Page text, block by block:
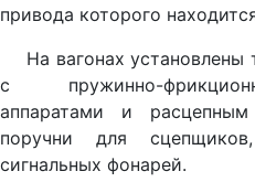
привода которого
На вагонах
с пружинно-
аппаратами и
поручни для
сигнальных фонарей.